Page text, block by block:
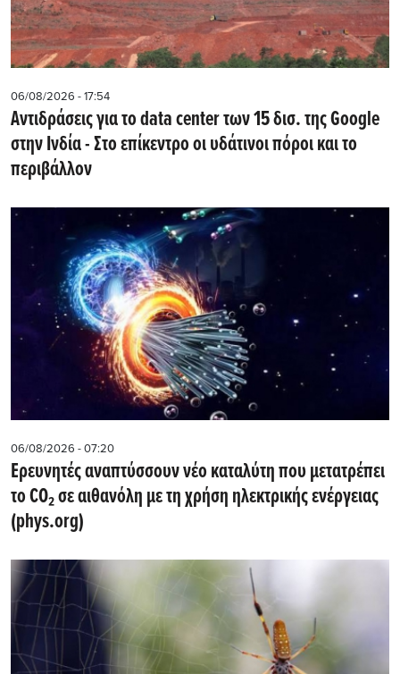
06/08/2026 - 17:54
Αντιδράσεις για το data center των 15 δισ. της Google
στην Ινδία - Στο επίκεντρο οι υδάτινοι πόροι και το
περιβάλλον
06/08/2026 - 07:20
Ερευνητές αναπτύσσουν νέο καταλύτη που μετατρέπει
το CO₂ σε αιθανόλη με τη χρήση ηλεκτρικής ενέργειας
(phys.org)